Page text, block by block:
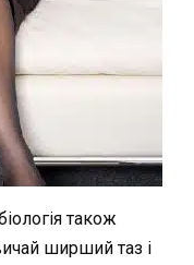
також
ширший таз і